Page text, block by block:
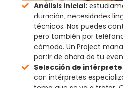
Análisis inicial:
duración, necesidades
técnicos. Nos puedes
pero también por
cómodo. Un Project
partir de ahora de tu
Selección de
con intérpretes